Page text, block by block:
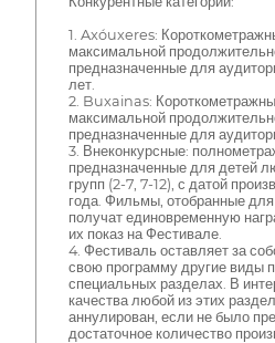
1. Axóuxeres:
максимальной
предназначенные для
лет.
2. Buxainas:
максимальной
предназначенные для
3. Внеконкурсные:
предназначенные для детей
групп (2-7, 7-12), с датой
года. Фильмы, отобранные для
получат единовременную
их показ на Фестивале.
4. Фестиваль оставляет за
свою программу другие виды
специальных разделах. В
качества любой из этих
аннулирован, если не было
достаточное количество